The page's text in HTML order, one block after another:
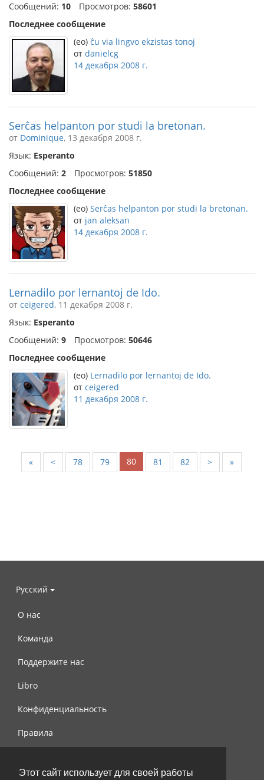
Этот сайт использует для своей работы
Сообщений: 10 Просмотров: 58601
Последнее сообщение
(eo) ĉu via lingvo ekzistas tonoj
от danielcg
14 декабря 2008 г.
Serĉas helpanton por studi la bretonan.
от Dominique, 13 декабря 2008 г.
Язык: Esperanto
Сообщений: 2 Просмотров: 51850
Последнее сообщение
(eo) Serĉas helpanton por studi la bretonan.
от jan aleksan
14 декабря 2008 г.
Lernadilo por lernantoj de Ido.
от ceigered, 11 декабря 2008 г.
Язык: Esperanto
Сообщений: 9 Просмотров: 50646
Последнее сообщение
(eo) Lernadilo por lernantoj de Ido.
от ceigered
11 декабря 2008 г.
« < 78 79 80 81 82 > »
Русский
О нас
Команда
Поддержите нас
Libro
Конфиденциальность
Правила